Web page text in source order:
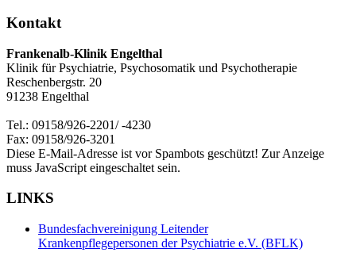
Kontakt
Frankenalb-Klinik Engelthal
Klinik für Psychiatrie, Psychosomatik und Psychotherapie
Reschenbergstr. 20
91238 Engelthal
Tel.: 09158/926-2201/ -4230
Fax: 09158/926-3201
Diese E-Mail-Adresse ist vor Spambots geschützt! Zur Anzeige
muss JavaScript eingeschaltet sein.
LINKS
Bundesfachvereinigung Leitender
Krankenpflegepersonen der Psychiatrie e.V. (BFLK)